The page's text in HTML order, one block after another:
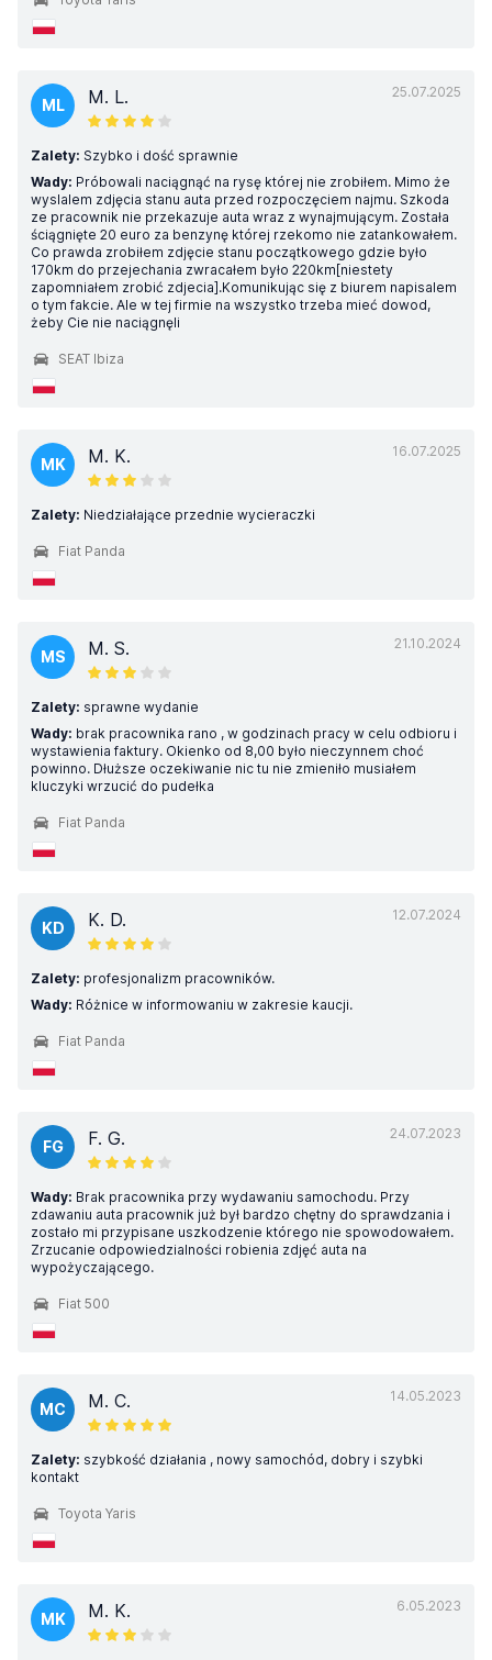
25.07.2025
ML M. L.
Zalety: Szybko i dość sprawnie
Wady: Próbowali naciągnąć na rysę której nie zrobiłem. Mimo że
wyslalem zdjęcia stanu auta przed rozpoczęciem najmu. Szkoda
ze pracownik nie przekazuje auta wraz z wynajmującym. Została
ściągnięte 20 euro za benzynę której rzekomo nie zatankowałem.
Co prawda zrobiłem zdjęcie stanu początkowego gdzie było
170km do przejechania zwracałem było 220km[niestety
zapomniałem zrobić zdjecia].Komunikując się z biurem napisalem
o tym fakcie. Ale w tej firmie na wszystko trzeba mieć dowod,
żeby Cie nie naciągnęli
SEAT Ibiza
16.07.2025
MK M. K.
Zalety: Niedziałające przednie wycieraczki
Fiat Panda
21.10.2024
MS M. S.
Zalety: sprawne wydanie
Wady: brak pracownika rano , w godzinach pracy w celu odbioru i
wystawienia faktury. Okienko od 8,00 było nieczynnem choć
powinno. Dłuższe oczekiwanie nic tu nie zmieniło musiałem
kluczyki wrzucić do pudełka
Fiat Panda
12.07.2024
KD K. D.
Zalety: profesjonalizm pracowników.
Wady: Różnice w informowaniu w zakresie kaucji.
Fiat Panda
24.07.2023
FG F. G.
Wady: Brak pracownika przy wydawaniu samochodu. Przy
zdawaniu auta pracownik już był bardzo chętny do sprawdzania i
zostało mi przypisane uszkodzenie którego nie spowodowałem.
Zrzucanie odpowiedzialności robienia zdjęć auta na
wypożyczającego.
Fiat 500
14.05.2023
MC M. C.
Zalety: szybkość działania , nowy samochód, dobry i szybki
kontakt
Toyota Yaris
6.05.2023
MK M. K.